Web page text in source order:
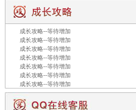
成长攻略--等待增加
成长攻略--等待增加
成长攻略--等待增加
成长攻略--等待增加
成长攻略--等待增加
成长攻略--等待增加
成长攻略--等待增加